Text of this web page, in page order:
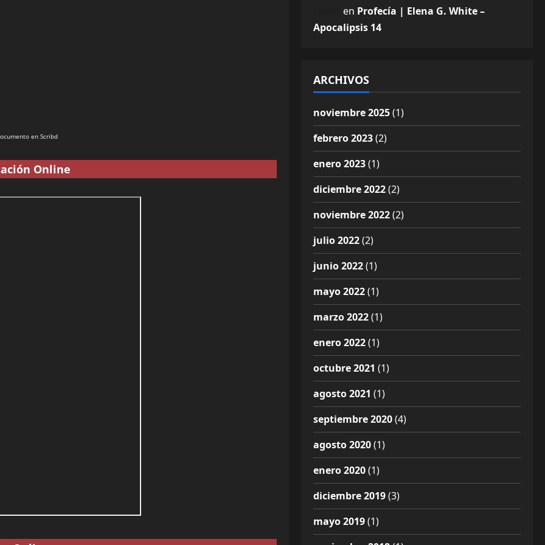
en Scribd
Online
en Profecía | Elena G. White –
Apocalipsis 14
ARCHIVOS
noviembre 2025(1)
febrero 2023(2)
enero 2023(1)
diciembre 2022(2)
noviembre 2022(2)
julio 2022(2)
junio 2022(1)
mayo 2022(1)
marzo 2022(1)
enero 2022(1)
octubre 2021 (1)
agosto 2021 (1)
septiembre 2020(4)
agosto 2020(1)
enero 2020(1)
diciembre 2019(3)
mayo 2019(1)